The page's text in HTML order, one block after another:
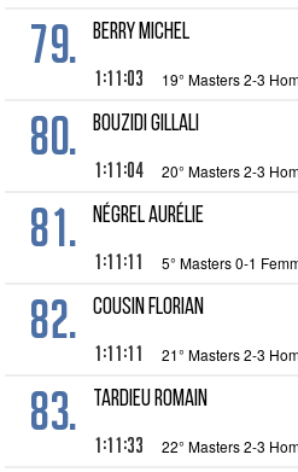
79. BERRY Michel
1:11:03 19° Masters 2-3
80. BOUZIDI Gillali
1:11:04 20° Masters 2-3
81. NÉGREL Aurélie
1:11:11 5° Masters 0-1
82. COUSIN Florian
1:11:11 21° Masters 2-3
83. TARDIEU Romain
1:11:33 22° Masters 2-3